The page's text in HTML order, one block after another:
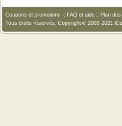
Coupons et promotions :: FAQ et aide :: Plan
Tous droits réservés. Copyright © 2003-2021